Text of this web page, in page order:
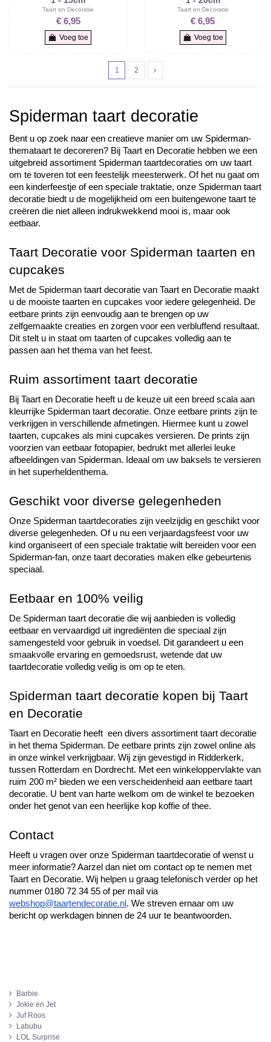
Taart en Decoratie
€ 6,95
Voeg toe
Taart en Decoratie
€ 6,95
Voeg toe
1 2
Spiderman taart decoratie
Bent u op zoek naar een creatieve manier om uw Spiderman-
themataart te decoreren? Bij Taart en Decoratie hebben we een
uitgebreid assortiment Spiderman taartdecoraties om uw taart
om te toveren tot een feestelijk meesterwerk. Of het nu gaat om
een kinderfeestje of een speciale traktatie, onze Spiderman taart
decoratie biedt u de mogelijkheid om een buitengewone taart te
creëren die niet alleen indrukwekkend mooi is, maar ook
eetbaar.
Taart Decoratie voor Spiderman taarten en
cupcakes
Met de Spiderman taart decoratie van Taart en Decoratie maakt
u de mooiste taarten en cupcakes voor iedere gelegenheid. De
eetbare prints zijn eenvoudig aan te brengen op uw
zelfgemaakte creaties en zorgen voor een verbluffend resultaat.
Dit stelt u in staat om taarten of cupcakes volledig aan te
passen aan het thema van het feest.
Ruim assortiment taart decoratie
Bij Taart en Decoratie heeft u de keuze uit een breed scala aan
kleurrijke Spiderman taart decoratie. Onze eetbare prints zijn te
verkrijgen in verschillende afmetingen. Hiermee kunt u zowel
taarten, cupcakes als mini cupcakes versieren. De prints zijn
voorzien van eetbaar fotopapier, bedrukt met allerlei leuke
afbeeldingen van Spiderman. Ideaal om uw baksels te versieren
in het superheldenthema.
Geschikt voor diverse gelegenheden
Onze Spiderman taartdecoraties zijn veelzijdig en geschikt voor
diverse gelegenheden. Of u nu een verjaardagsfeest voor uw
kind organiseert of een speciale traktatie wilt bereiden voor een
Spiderman-fan, onze taart decoraties maken elke gebeurtenis
speciaal.
Eetbaar en 100% veilig
De Spiderman taart decoratie die wij aanbieden is volledig
eetbaar en vervaardigd uit ingrediënten die speciaal zijn
samengesteld voor gebruik in voedsel. Dit garandeert u een
smaakvolle ervaring en gemoedsrust, wetende dat uw
taartdecoratie volledig veilig is om op te eten.
Spiderman taart decoratie kopen bij Taart
en Decoratie
Taart en Decoratie heeft  een divers assortiment taart decoratie
in het thema Spiderman. De eetbare prints zijn zowel online als
in onze winkel verkrijgbaar. Wij zijn gevestigd in Ridderkerk,
tussen Rotterdam en Dordrecht. Met een winkeloppervlakte van
ruim 200 m² bieden we een verscheidenheid aan eetbare taart
decoratie. U bent van harte welkom om de winkel te bezoeken
onder het genot van een heerlijke kop koffie of thee.
Contact
Heeft u vragen over onze Spiderman taartdecoratie of wenst u
meer informatie? Aarzel dan niet om contact op te nemen met
Taart en Decoratie. Wij helpen u graag telefonisch verder op het
nummer 0180 72 34 55 of per mail via
webshop@taartendecoratie.nl . We streven ernaar om uw
bericht op werkdagen binnen de 24 uur te beantwoorden.
Barbie
Jokie en Jet
Juf Roos
Labubu
LOL Surprise